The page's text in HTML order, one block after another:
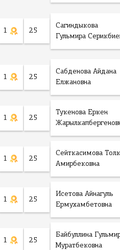
1 25
Сагиндыкова
Гульмира
1 25
Сабденова Айдана
Елжановна
1 25
Тукенова Еркен
1 25
Сейткасимова
Амирбековна
1 25
Исетова Айнагуль
Ермухамбетовна
1 25
Байбуллина
Муратбековна